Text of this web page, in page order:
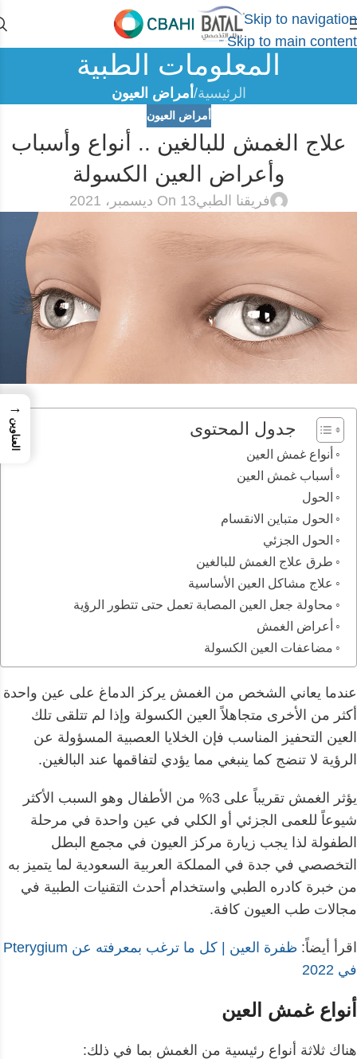
Skip to navigation
Skip to main content
المعلومات الطبية
الرئيسية/ أمراض العيون
أمراض العيون
علاج الغمش للبالغين .. أنواع وأسباب
وأعراض العين الكسولة
فريقنا الطبيOn 13 ديسمبر، 2021
جدول المحتوى
أنواع غمش العين
أسباب غمش العين
الحول
الحول متباين الانقسام
الحول الجزئي
طرق علاج الغمش للبالغين
علاج مشاكل العين الأساسية
محاولة جعل العين المصابة تعمل حتى تتطور الرؤية
أعراض الغمش
مضاعفات العين الكسولة
عندما يعاني الشخص من الغمش يركز الدماغ على عين واحدة
أكثر من الأخرى متجاهلاً العين الكسولة وإذا لم تتلقى تلك
العين التحفيز المناسب فإن الخلايا العصبية المسؤولة عن
الرؤية لا تنضج كما ينبغي مما يؤدي لتفاقمها عند البالغين.
يؤثر الغمش تقريباً على 3% من الأطفال وهو السبب الأكثر
شيوعاً للعمى الجزئي أو الكلي في عين واحدة في مرحلة
الطفولة لذا يجب زيارة مركز العيون في مجمع البطل
التخصصي في جدة في المملكة العربية السعودية لما يتميز به
من خبرة كادره الطبي واستخدام أحدث التقنيات الطبية في
مجالات طب العيون كافة.
اقرأ أيضاً:
ظفرة العين | كل ما ترغب بمعرفته عن Pterygium
في 2022
أنواع غمش العين
هناك ثلاثة أنواع رئيسية من الغمش بما في ذلك:
→
العناوين